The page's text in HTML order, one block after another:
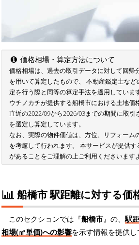
価格相場・算定方法について
価格相場は、過去の取引データに対して回帰
を用いて算定したもので、 不動産鑑定士な
定を行う際と同等の算定手法を適用しています
ウチノカチが提供する船橋市における土地価
直近の2022/09から2026/03までの期間に取引
を選定し算定しています。
なお、実際の物件価値は、方位、リフォーム
を考慮して行われます。 本サービスが提供
があることをご理解の上ご利用くださいます
船橋市 駅距離に対する価
このセクションでは『船橋市 』の、 駅
相場(㎡単価)への影響を示す情報を提供し